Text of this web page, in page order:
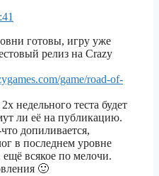
готовы, игру уже
релиз на Crazy
game/road-of-
недельного теста будет
ли её на публикацию.
допиливается,
в последнем уровне
всякое по мелочи.
🙂